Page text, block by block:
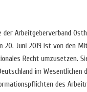
der Arbeitgeberverband
20. Juni 2019 ist von den
Recht umzusetzen.
im Wesentlichen
des